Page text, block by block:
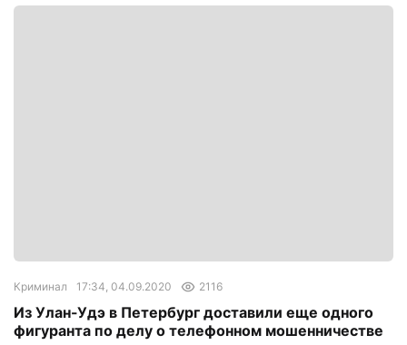
Криминал 17:34, 04.09.2020 2116
Из Улан-Удэ в Петербург доставили еще одного
фигуранта по делу о телефонном мошенничестве